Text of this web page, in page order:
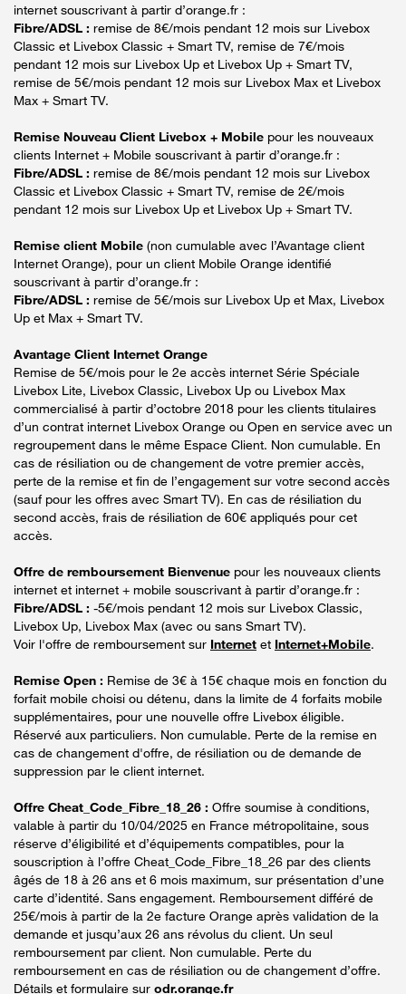
internet souscrivant à partir d’orange.fr :
Fibre/ADSL : remise de 8€/mois pendant 12 mois sur Livebox
Classic et Livebox Classic + Smart TV, remise de 7€/mois
pendant 12 mois sur Livebox Up et Livebox Up + Smart TV,
remise de 5€/mois pendant 12 mois sur Livebox Max et Livebox
Max + Smart TV.
Remise Nouveau Client Livebox + Mobile pour les nouveaux
clients Internet + Mobile souscrivant à partir d’orange.fr :
Fibre/ADSL : remise de 8€/mois pendant 12 mois sur Livebox
Classic et Livebox Classic + Smart TV, remise de 2€/mois
pendant 12 mois sur Livebox Up et Livebox Up + Smart TV.
Remise client Mobile (non cumulable avec l’Avantage client
Internet Orange), pour un client Mobile Orange identifié
souscrivant à partir d’orange.fr :
Fibre/ADSL : remise de 5€/mois sur Livebox Up et Max, Livebox
Up et Max + Smart TV.
Avantage Client Internet Orange
Remise de 5€/mois pour le 2e accès internet Série Spéciale
Livebox Lite, Livebox Classic, Livebox Up ou Livebox Max
commercialisé à partir d’octobre 2018 pour les clients titulaires
d’un contrat internet Livebox Orange ou Open en service avec un
regroupement dans le même Espace Client. Non cumulable. En
cas de résiliation ou de changement de votre premier accès,
perte de la remise et fin de l’engagement sur votre second accès
(sauf pour les offres avec Smart TV). En cas de résiliation du
second accès, frais de résiliation de 60€ appliqués pour cet
accès.
Offre de remboursement Bienvenue pour les nouveaux clients
internet et internet + mobile souscrivant à partir d’orange.fr :
Fibre/ADSL : -5€/mois pendant 12 mois sur Livebox Classic,
Livebox Up, Livebox Max (avec ou sans Smart TV).
Voir l'offre de remboursement sur Internet et Internet+Mobile.
Remise Open : Remise de 3€ à 15€ chaque mois en fonction du
forfait mobile choisi ou détenu, dans la limite de 4 forfaits mobile
supplémentaires, pour une nouvelle offre Livebox éligible.
Réservé aux particuliers. Non cumulable. Perte de la remise en
cas de changement d'offre, de résiliation ou de demande de
suppression par le client internet.
Offre Cheat_Code_Fibre_18_26 : Offre soumise à conditions,
valable à partir du 10/04/2025 en France métropolitaine, sous
réserve d’éligibilité et d’équipements compatibles, pour la
souscription à l’offre Cheat_Code_Fibre_18_26 par des clients
âgés de 18 à 26 ans et 6 mois maximum, sur présentation d’une
carte d’identité. Sans engagement. Remboursement différé de
25€/mois à partir de la 2e facture Orange après validation de la
demande et jusqu’aux 26 ans révolus du client. Un seul
remboursement par client. Non cumulable. Perte du
remboursement en cas de résiliation ou de changement d’offre.
Détails et formulaire sur odr.orange.fr